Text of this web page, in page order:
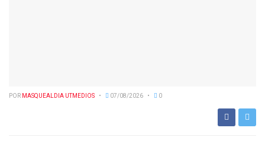
POR MASQUEALDIA UTMEDIOS 07/08/2026 0